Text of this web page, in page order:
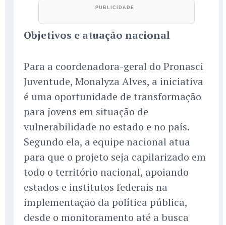
Objetivos e atuação nacional
Para a coordenadora-geral do Pronasci
Juventude, Monalyza Alves, a iniciativa
é uma oportunidade de transformação
para jovens em situação de
vulnerabilidade no estado e no país.
Segundo ela, a equipe nacional atua
para que o projeto seja capilarizado em
todo o território nacional, apoiando
estados e institutos federais na
implementação da política pública,
desde o monitoramento até a busca